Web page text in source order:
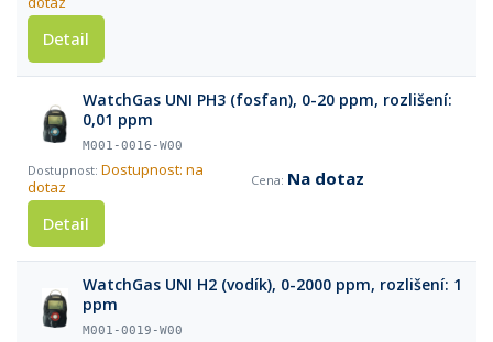
Detail
WatchGas UNI PH3 (fosfan), 0-20 ppm, rozlišení:
0,01 ppm
M001-0016-W00
Dostupnost: na
dotaz
Na dotaz
Detail
WatchGas UNI H2 (vodík), 0-2000 ppm, rozlišení: 1
ppm
M001-0019-W00